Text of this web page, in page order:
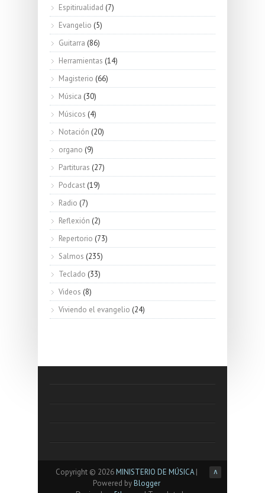
Espitirualidad (7)
Evangelio (5)
Guitarra (86)
Herramientas (14)
Magisterio (66)
Música (30)
Músicos (4)
Notación (20)
organo (9)
Partituras (27)
Podcast (19)
Radio (7)
Reflexión (2)
Repertorio (73)
Salmos (235)
Teclado (33)
Videos (8)
Viviendo el evangelio (24)
∧
Copyright © 2026MINISTERIO DE MÚSICA|
Powered byBlogger